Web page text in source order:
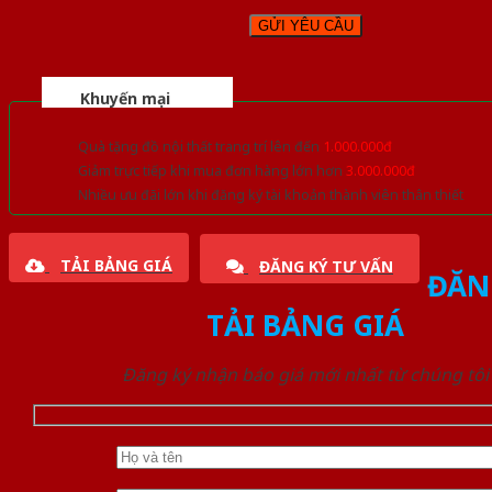
Khuyến mại
Quà tặng đồ nội thất trang trí lên đến 1.000.000đ
Giảm trực tiếp khi mua đơn hàng lớn hơn 3.000.000đ
Nhiều ưu đãi lớn khi đăng ký tài khoản thành viên thân thiết
TẢI BẢNG GIÁ ĐĂNG KÝ TƯ VẤN
TẢI BẢNG GIÁ
Đăng ký nhận báo giá mới nhất từ chúng tôi